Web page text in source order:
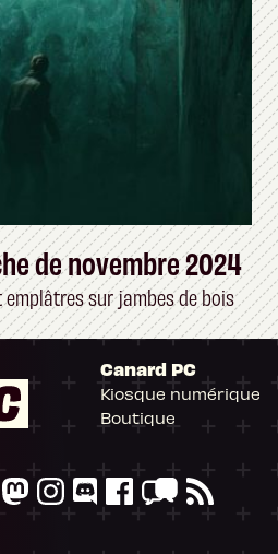
de novembre 2024
sur jambes de bois
Canard PC
Kiosque numérique
Boutique